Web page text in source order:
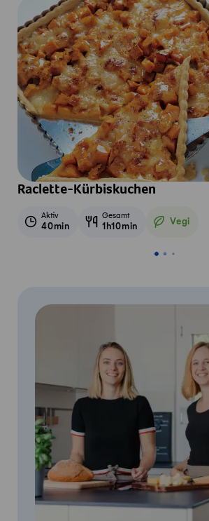
Raclette-Kürbiskuchen
Aktiv
40min
Gesamt
1h10min Vegi
Vegetarisch